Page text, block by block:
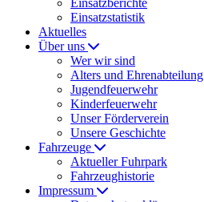
Einsatzberichte
Einsatzstatistik
Aktuelles
Über uns
Wer wir sind
Alters und Ehrenabteilung
Jugendfeuerwehr
Kinderfeuerwehr
Unser Förderverein
Unsere Geschichte
Fahrzeuge
Aktueller Fuhrpark
Fahrzeughistorie
Impressum